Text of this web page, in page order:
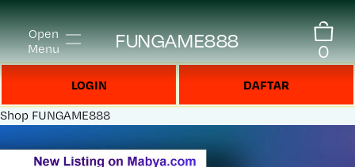
Open
Menu
FUNGAME888 0
LOGIN DAFTAR
Shop FUNGAME888